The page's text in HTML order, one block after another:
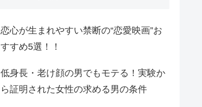
恋心が生まれやすい禁断の“恋愛映画”お
すすめ5選！！
低身長・老け顔の男でもモテる！実験か
ら証明された女性の求める男の条件